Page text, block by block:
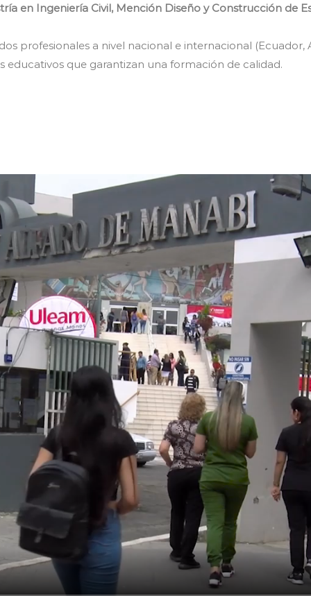
en Ingeniería Civil, Mención Diseño y Construcción de
profesionales a nivel nacional e internacional
que garantizan una formación de calidad.